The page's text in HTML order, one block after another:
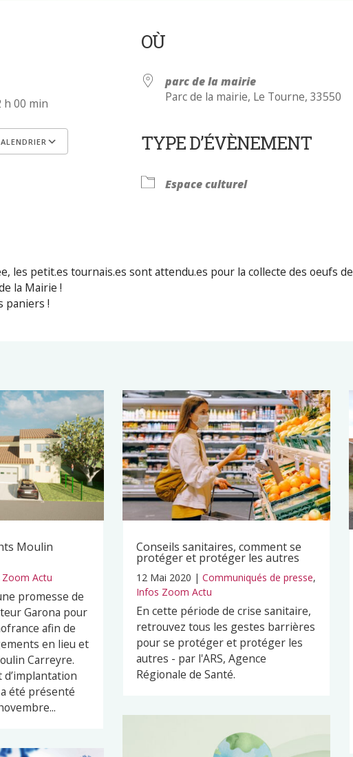
h 00 min
OÙ
parc de la mairie
Parc de la mairie, Le Tourne, 33550
TYPE D’ÉVÈNEMENT
Espace culturel
les petit.es tournais.es sont attendu.es pour la collecte des oeufs de
la Mairie !
paniers !
Moulin
Actu
promesse de
Garona pour
afin de
en lieu et
Carreyre.
été présenté
Conseils sanitaires, comment se
protéger et protéger les autres
12 Mai 2020 | Communiqués de presse,
Infos Zoom Actu
En cette période de crise sanitaire,
retrouvez tous les gestes barrières
pour se protéger et protéger les
autres - par l'ARS, Agence
Régionale de Santé.